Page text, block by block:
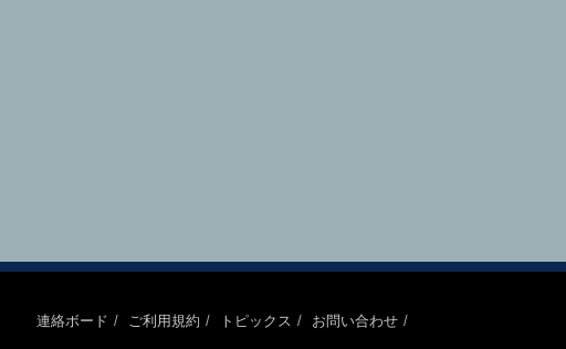
連絡ボード ご利用規約 トピックス お問い合わせ